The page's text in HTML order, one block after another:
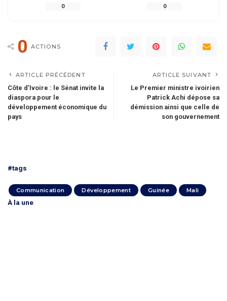
0 0
0 ACTIONS
ARTICLE PRÉCÉDENT
Côte d’Ivoire : le Sénat invite la
diaspora pour le
développement économique du
pays
ARTICLE SUIVANT
Le Premier ministre ivoirien
Patrick Achi dépose sa
démission ainsi que celle de
son gouvernement
#tags
Communication Développement Guinée Mali
À la une